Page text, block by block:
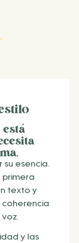
su esencia.
primera
texto y
coherencia
voz.
y las